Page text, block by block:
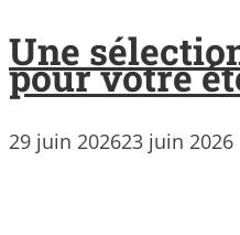
Une
pour votre
29 juin 202623 juin 2026